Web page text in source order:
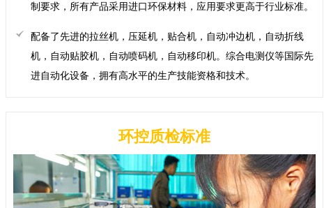
制要求，所有产品采用进口环保材料，应用要求更高于行业标准。
配备了先进的拉丝机，压延机，贴合机，自动冲边机，自动折线
机，自动贴胶机，自动喷码机，自动移印机。综合电测仪等国际先
进自动化设备，拥有高水平的生产技能资格和技术。
环控质检标准